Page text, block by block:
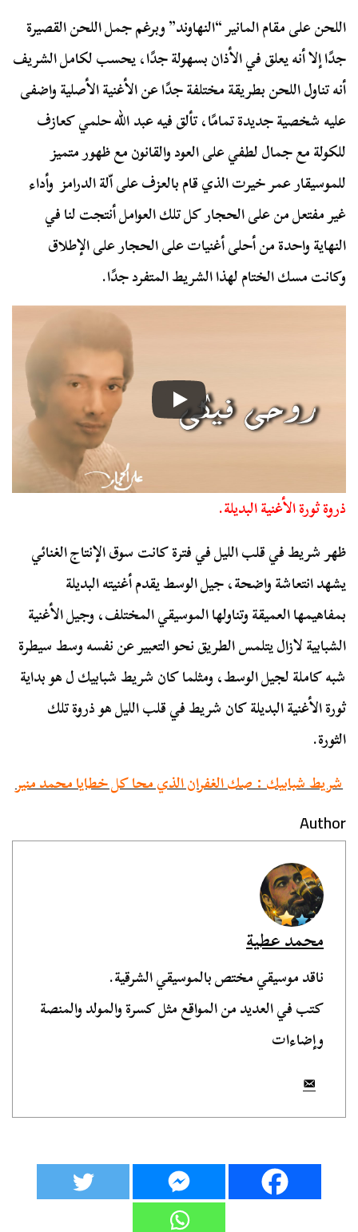
اللحن على مقام المانير “النهاوند” وبرغم جمل اللحن القصيرة
جدًا إلا أنه يعلق في الأذان بسهولة جدًا، يحسب لكامل الشريف
أنه تناول اللحن بطريقة مختلفة جدًا عن الأغنية الأصلية واضفى
عليه شخصية جديدة تمامًا، تألق فيه عبد الله حلمي كعازف
للكولة مع جمال لطفي على العود والقانون مع ظهور متميز
للموسيقار عمر خيرت الذي قام بالعزف على اّلة الدرامز وأداء
غير مفتعل من على الحجار كل تلك العوامل أنتجت لنا في
النهاية واحدة من أحلى أغنيات على الحجار على الإطلاق
وكانت مسك الختام لهذا الشريط المتفرد جدًا.
ذروة ثورة الأغنية البديلة.
ظهر شريط في قلب الليل في فترة كانت سوق الإنتاج الغنائي
يشهد انتعاشة واضحة، جيل الوسط يقدم أغنيته البديلة
بمفاهيمها العميقة وتناولها الموسيقي المختلف، وجيل الأغنية
الشبابية لازال يتلمس الطريق نحو التعبير عن نفسه وسط سيطرة
شبه كاملة لجيل الوسط، ومثلما كان شريط شبابيك ل هو بداية
ثورة الأغنية البديلة كان شريط في قلب الليل هو ذروة تلك
الثورة.
شريط شبابيك : صك الغفران الذي محا كل خطايا محمد منير
Author
محمد عطية
ناقد موسيقي مختص بالموسيقي الشرقية.
كتب في العديد من المواقع مثل كسرة والمولد والمنصة
وإضاءات